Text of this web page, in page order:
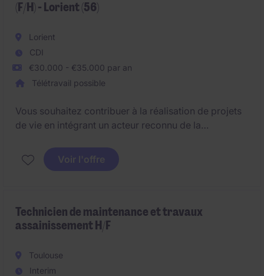
ils recherchent un chef de projet travaux
(F/H) - Lorient (56)
Lorient
CDI
€30.000 - €35.000 par an
Télétravail possible
Vous souhaitez contribuer à la réalisation de projets
de vie en intégrant un acteur reconnu de la
Rejoignez une entreprise à taille humaine, engagée
dans la qualité de ses réalisations, l'innovation
Voir l'offre
Technicien de maintenance et travaux
assainissement H/F
Toulouse
Interim